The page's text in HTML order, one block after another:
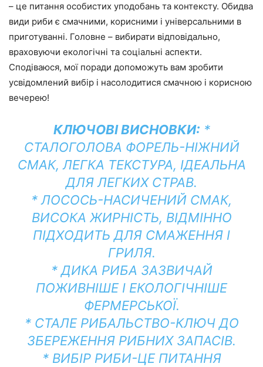
– це питання особистих уподобань та контексту. Обидва
види риби є смачними, корисними і універсальними в
приготуванні. Головне – вибирати відповідально,
враховуючи екологічні та соціальні аспекти.
Сподіваюся, мої поради допоможуть вам зробити
усвідомлений вибір і насолодитися смачною і корисною
вечерею!
КЛЮЧОВІ ВИСНОВКИ: *
СТАЛОГОЛОВА ФОРЕЛЬ-НІЖНИЙ
СМАК, ЛЕГКА ТЕКСТУРА, ІДЕАЛЬНА
ДЛЯ ЛЕГКИХ СТРАВ.
* ЛОСОСЬ-НАСИЧЕНИЙ СМАК,
ВИСОКА ЖИРНІСТЬ, ВІДМІННО
ПІДХОДИТЬ ДЛЯ СМАЖЕННЯ І
ГРИЛЯ.
* ДИКА РИБА ЗАЗВИЧАЙ
ПОЖИВНІШЕ І ЕКОЛОГІЧНІШЕ
ФЕРМЕРСЬКОЇ.
* СТАЛЕ РИБАЛЬСТВО-КЛЮЧ ДО
ЗБЕРЕЖЕННЯ РИБНИХ ЗАПАСІВ.
* ВИБІР РИБИ-ЦЕ ПИТАННЯ